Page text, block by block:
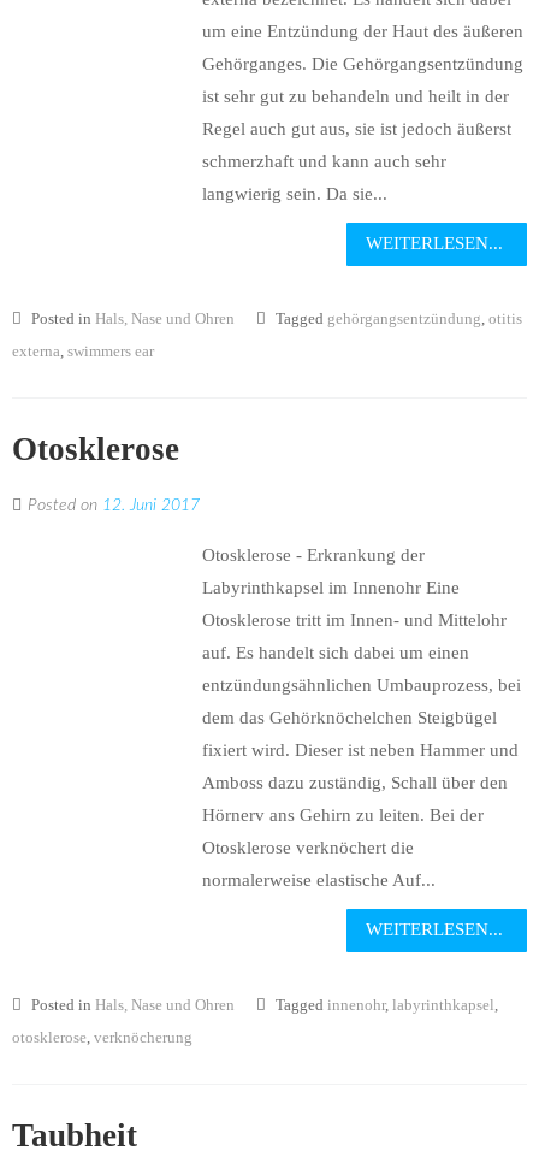
um eine Entzündung der Haut des äußeren
Gehörganges. Die Gehörgangsentzündung
ist sehr gut zu behandeln und heilt in der
Regel auch gut aus, sie ist jedoch äußerst
schmerzhaft und kann auch sehr
langwierig sein. Da sie...
WEITERLESEN...
Posted in Hals, Nase und Ohren Tagged gehörgangsentzündung, otitis
externa, swimmers ear
Otosklerose
Posted on 12. Juni 2017
Otosklerose - Erkrankung der
Labyrinthkapsel im Innenohr Eine
Otosklerose tritt im Innen- und Mittelohr
auf. Es handelt sich dabei um einen
entzündungsähnlichen Umbauprozess, bei
dem das Gehörknöchelchen Steigbügel
fixiert wird. Dieser ist neben Hammer und
Amboss dazu zuständig, Schall über den
Hörnerv ans Gehirn zu leiten. Bei der
Otosklerose verknöchert die
normalerweise elastische Auf...
WEITERLESEN...
Posted in Hals, Nase und Ohren Tagged innenohr, labyrinthkapsel,
otosklerose, verknöcherung
Taubheit